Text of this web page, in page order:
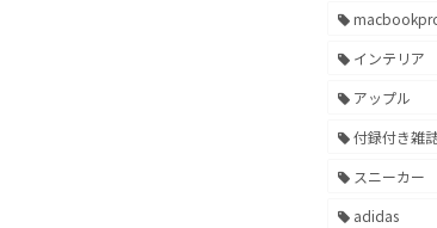
インテリア
アップル
付録付き雑
スニーカー
adidas